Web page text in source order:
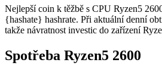
Nejlepší coin k těžbě s CPU Ryzen5
{hashate} hashrate. Při aktuální denní
takže návratnost investic do zařízení
Spotřeba Ryzen5 2600